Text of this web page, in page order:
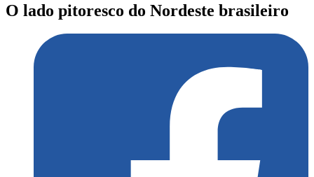
O lado pitoresco do Nordeste brasileiro